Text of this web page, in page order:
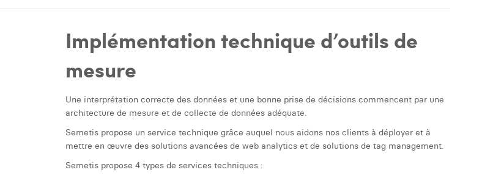
Implémentation technique d’outils de
mesure
Une interprétation correcte des données et une bonne prise de décisions commencent par une
architecture de mesure et de collecte de données adéquate.
Semetis propose un service technique grâce auquel nous aidons nos clients à déployer et à
mettre en œuvre des solutions avancées de web analytics et de solutions de tag management.
Semetis propose 4 types de services techniques :